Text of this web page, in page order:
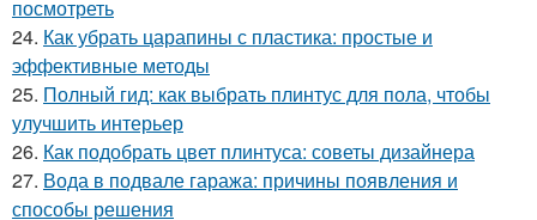
посмотреть
24. Как убрать царапины с пластика: простые и
эффективные методы
25. Полный гид: как выбрать плинтус для пола, чтобы
улучшить интерьер
26. Как подобрать цвет плинтуса: советы дизайнера
27. Вода в подвале гаража: причины появления и
способы решения